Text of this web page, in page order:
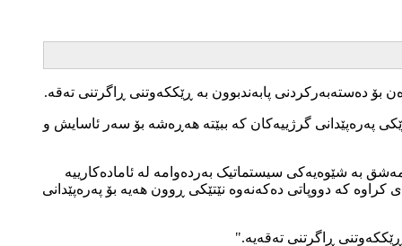
بۆ دەستەبەرکردنی پابەندبوون بە ڕێککەوتنی ڕاگرتنی تەقە.
پەرەپێدانی گرژییەکان کە ببێتە هەڕەشە بۆ سەر ئاسایش و
بە شێوەیەکی سیستماتیک بەردەوامە لە ئامادەکارییە
کە دووپاتی دەکەنەوە نێتێکی ڕوون هەیە بۆ پەرەپێدانی
ڕاگرتنی تەقەیە."